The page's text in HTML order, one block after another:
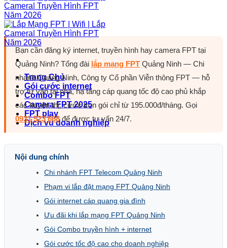
Trang Chủ
Gói cước internet
Combo FPT
Camera FPT 2025
FPT play
Dịch vụ doanh nghiệp
Bạn cần đăng ký internet, truyền hình hay camera FPT tại
Quảng Ninh? Tổng đài lắp mạng FPT Quảng Ninh — Chi
nhánh Quảng Ninh, Công ty Cổ phần Viễn thông FPT — hỗ
trợ tư vấn tại nhà, hạ tầng cáp quang tốc độ cao phủ khắp
các huyện thị, cước trọn gói chỉ từ 195.000đ/tháng. Gọi
0931 523 668để được tư vấn 24/7.
Nội dung chính
Chi nhánh FPT Telecom Quảng Ninh
Phạm vi lắp đặt mạng FPT Quảng Ninh
Gói internet cáp quang gia đình
Ưu đãi khi lắp mạng FPT Quảng Ninh
Gói Combo truyền hình + internet
Gói cước tốc độ cao cho doanh nghiệp